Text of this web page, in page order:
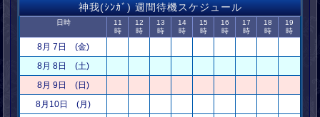
神我(ｼﾝｶﾞ) 週間待機スケジュール
日時
11
時
12
時
13
時
14
時
15
時
16
時
17
時
18
時
19
時
8月 7日 (金)
8月 8日 (土)
8月 9日 (日)
8月10日 (月)